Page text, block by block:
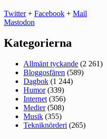
Twitter+ Facebook + Mail
Mastodon
Kategorierna
Allmänt tyckande (2 261)
Bloggosfären (589)
Dagbok (1 244)
Humor(339)
Internet (356)
Medier(508)
Musik (355)
Tekniknörderi (265)